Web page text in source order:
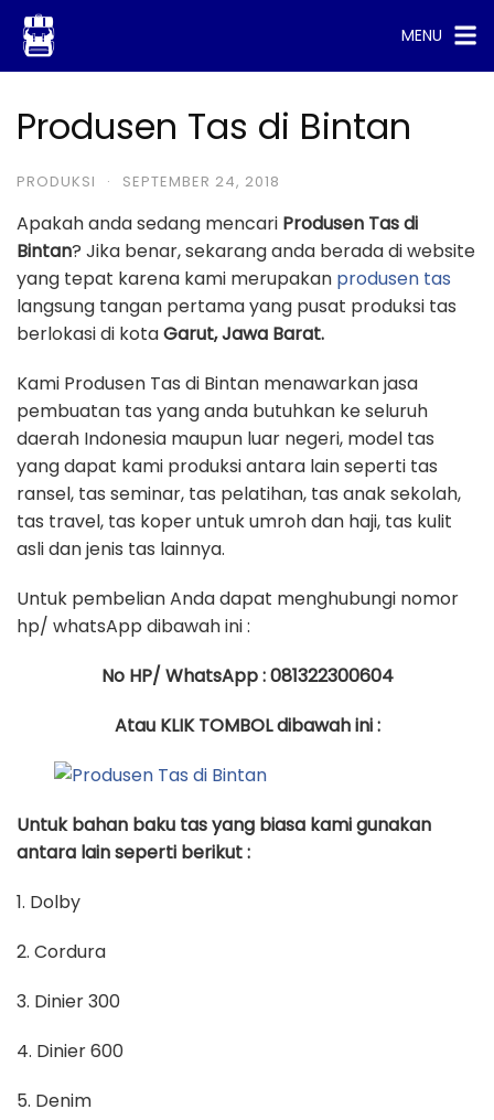
Skip
content
MENU
Produsen Tas di Bintan
PRODUKSI · SEPTEMBER 24, 2018
Apakah anda sedang mencari Produsen Tas di
Bintan? Jika benar, sekarang anda berada di website
yang tepat karena kami merupakan produsen tas
langsung tangan pertama yang pusat produksi tas
berlokasi di kotaGarut, Jawa Barat.
Kami Produsen Tas di Bintan menawarkan jasa
pembuatan tas yang anda butuhkan ke seluruh
daerah Indonesia maupun luar negeri, model tas
yang dapat kami produksi antara lain seperti tas
ransel, tas seminar, tas pelatihan, tas anak sekolah,
tas travel, tas koper untuk umroh dan haji, tas kulit
asli dan jenis tas lainnya.
Untuk pembelian Anda dapat menghubungi nomor
hp/ whatsApp dibawah ini :
No HP/ WhatsApp : 081322300604
Atau KLIK TOMBOL dibawah ini :
Untuk bahan baku tas yang biasa kami gunakan
antara lain seperti berikut :
1. Dolby
2. Cordura
3. Dinier 300
4. Dinier 600
5. Denim